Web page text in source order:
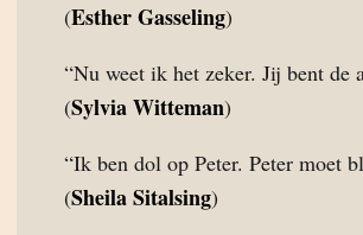
(Esther Gasseling)
“Nu weet ik het zeker. Jij bent de
(Sylvia Witteman)
“Ik ben dol op Peter. Peter moet
(Sheila Sitalsing)